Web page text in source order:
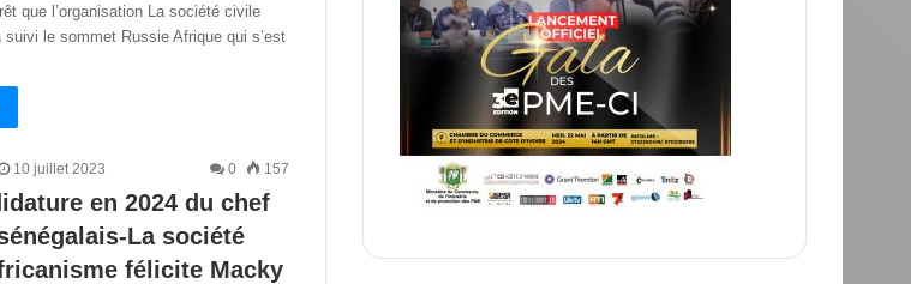
que l’organisation La société civile
suivi le sommet Russie Afrique qui s’est
10 juillet 2023 0 157
en 2024 du chef
La société
félicite Macky